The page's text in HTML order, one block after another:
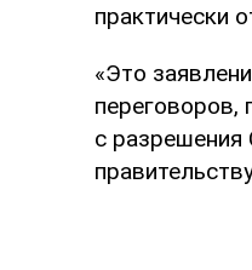
практически
«Это
переговоров,
с разрешения